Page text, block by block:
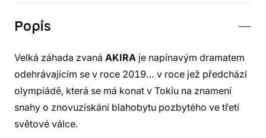
Popis
Velká záhada zvaná AKIRA je napínavým dramatem
odehrávajícím se v roce 2019… v roce jež předchází
olympiádě, která se má konat v Tokiu na znamení
snahy o znovuzískání blahobytu pozbytého ve třetí
světové válce.